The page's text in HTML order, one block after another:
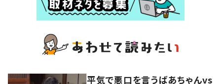
平気で悪口を言うばあちゃんvs